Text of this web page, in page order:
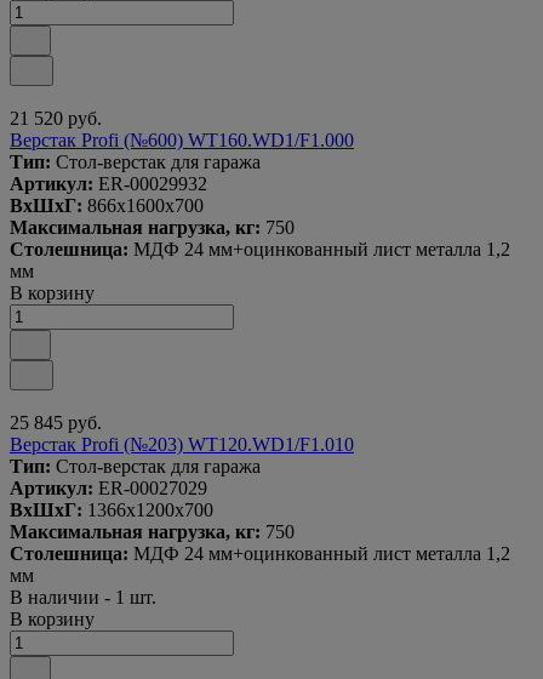
21 520 руб.
Верстак Profi (№600) WT160.WD1/F1.000
Тип: Стол-верстак для гаража
Артикул: ER-00029932
ВxШxГ: 866x1600x700
Максимальная нагрузка, кг: 750
Столешница: МДФ 24 мм+оцинкованный лист металла 1,2
мм
В корзину
25 845 руб.
Верстак Profi (№203) WT120.WD1/F1.010
Тип: Стол-верстак для гаража
Артикул: ER-00027029
ВxШxГ: 1366x1200x700
Максимальная нагрузка, кг: 750
Столешница: МДФ 24 мм+оцинкованный лист металла 1,2
мм
В наличии - 1 шт.
В корзину